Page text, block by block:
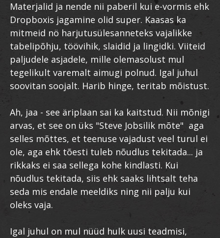
Materjalid ja nende nii paberil kui e-vormis ehk
Dropboxis jagamine olid super. Kaasas ka
mitmeid nö harjutusülesanneteks vajalikke
tabelipõhju, töövihik, slaidid ja lingidki. Viiteid
paljudele asjadele, mille olemasolust mul
tegelikult varemalt aimugi polnud. Igal juhul
soovitan soojalt. Harib hinge, teritab mõistust.
Ah, jaa - see äriplaan sai ka kaitstud. Nii mõnigi
arvas, et see on üks "Steve Jobsilik mõte" aga
selles mõttes, et teenuse vajadust veel turul ei
ole, aga ehk tõesti tuleb nõudlus tekitada... ja
rikkaks ei saa sellega kohe kindlasti. Kui
nõudlus tekitada, siis ehk saaks lihtsalt teha
seda mis endale meeldiks ning nii palju kui
oleks vaja.
Igal juhul on mul nüüd hulk uusi teadmisi,